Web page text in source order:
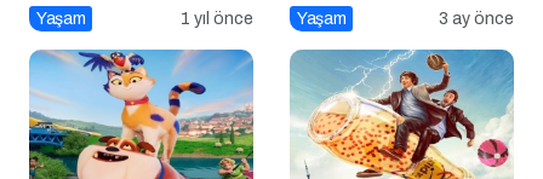
Yaşam 1 yıl önce
Organizasyon
Yaşam 3 ay önce